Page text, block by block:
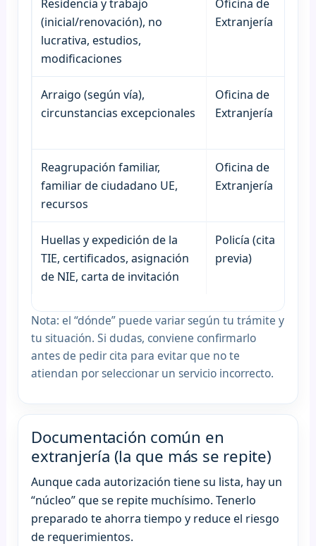
Residencia y trabajo
(inicial/renovación), no
lucrativa, estudios,
modificaciones
Oficina de
Extranjería
Arraigo (según vía),
circunstancias excepcionales
Oficina de
Extranjería
Reagrupación familiar,
familiar de ciudadano UE,
recursos
Oficina de
Extranjería
Huellas y expedición de la
TIE, certificados, asignación
de NIE, carta de invitación
Policía (cita
previa)
Nota: el “dónde” puede variar según tu trámite y
tu situación. Si dudas, conviene confirmarlo
antes de pedir cita para evitar que no te
atiendan por seleccionar un servicio incorrecto.
Documentación común en
extranjería (la que más se repite)
Aunque cada autorización tiene su lista, hay un
“núcleo” que se repite muchísimo. Tenerlo
preparado te ahorra tiempo y reduce el riesgo
de requerimientos.